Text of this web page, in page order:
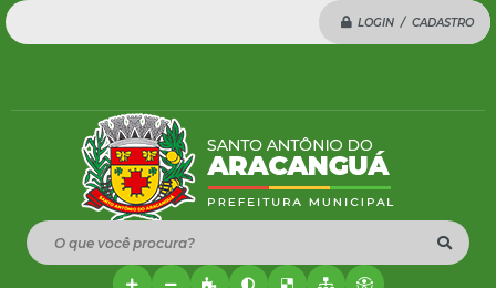
LOGIN / CADASTRO
O que você procura?